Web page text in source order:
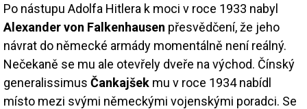
Po nástupu Adolfa Hitlera k moci v roce 1933 nabyl
Alexander von Falkenhausen přesvědčení, že jeho
návrat do německé armády momentálně není reálný.
Nečekaně se mu ale otevřely dveře na východ. Čínský
generalissimus Čankajšek mu v roce 1934 nabídl
místo mezi svými německými vojenskými poradci. Se